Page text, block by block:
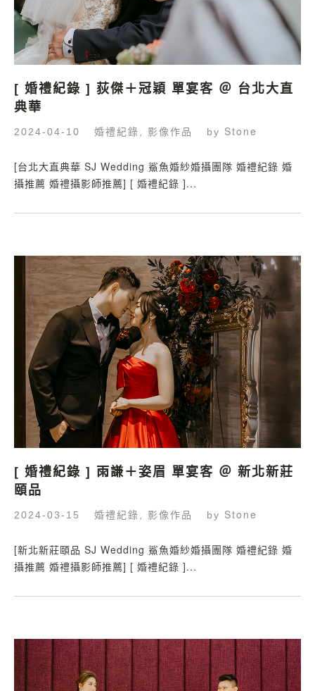
[ 婚禮紀錄 ] 荻傑＋冠穎 單宴客 ＠ 台北大直
典華
2024-04-10 婚禮紀錄, 影像作品 by Stone
[台北大直典華 SJ Wedding 鯊魚婚紗婚攝團隊 婚禮紀錄 婚
攝推薦 婚禮攝影師推薦] [ 婚禮紀錄 ]...
[ 婚禮紀錄 ] 雨謙＋姿眉 單宴客 ＠ 新北新莊
頤品
2024-03-15 婚禮紀錄 影像作品 by Stone
[新北新莊頤品 SJ Wedding 鯊魚婚紗婚攝團隊 婚禮紀錄 婚
攝推薦 婚禮攝影師推薦] [ 婚禮紀錄 ]...